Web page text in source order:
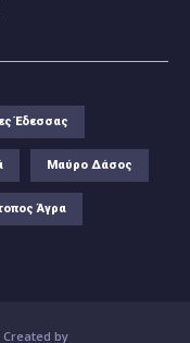
Έδεσσας
Μαύρο Δάσος
Άγρα
by